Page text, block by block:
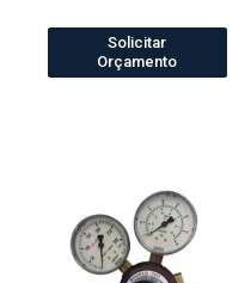
Solicitar
Orçamento